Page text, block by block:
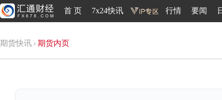
首 页 7x24快讯 行情 要闻
期货快讯 期货内页